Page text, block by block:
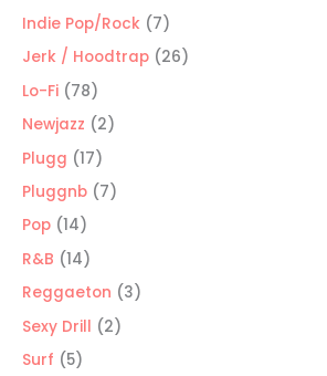
productos
Indie Pop/Rock 77
productos
Jerk / Hoodtrap 2626
Lo-Fi 7878
productos
Newjazz 22
Plugg 1717
productos
Pluggnb 77
Pop 1414
productos
R&B 1414
productos
Reggaeton 33
Sexy Drill 22
Surf 55